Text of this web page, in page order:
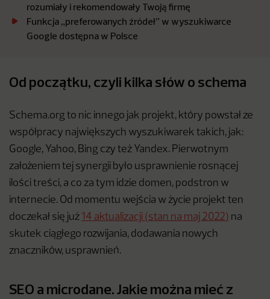
rozumiały i rekomendowały Twoją firmę
Funkcja „preferowanych źródeł” w wyszukiwarce
Google dostępna w Polsce
Od początku, czyli kilka słów o schema
Schema.org to nic innego jak projekt, który powstał ze
współpracy największych wyszukiwarek takich, jak:
Google, Yahoo, Bing czy też Yandex. Pierwotnym
założeniem tej synergii było usprawnienie rosnącej
ilości treści, a co za tym idzie domen, podstron w
internecie. Od momentu wejścia w życie projekt ten
doczekał się już 14 aktualizacji (stan na maj 2022) na
skutek ciągłego rozwijania, dodawania nowych
znaczników, usprawnień.
SEO a microdane. Jakie można mieć z